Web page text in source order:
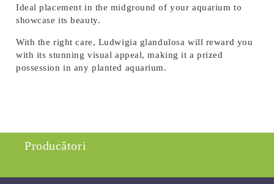
Ideal placement in the midground of your aquarium to
showcase its beauty.
With the right care, Ludwigia glandulosa will reward you
with its stunning visual appeal, making it a prized
possession in any planted aquarium.
Producători